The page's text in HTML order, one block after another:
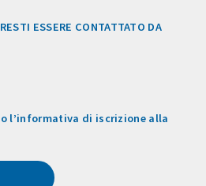
ESSERE CONTATTATO DA
l’informativa di iscrizione alla